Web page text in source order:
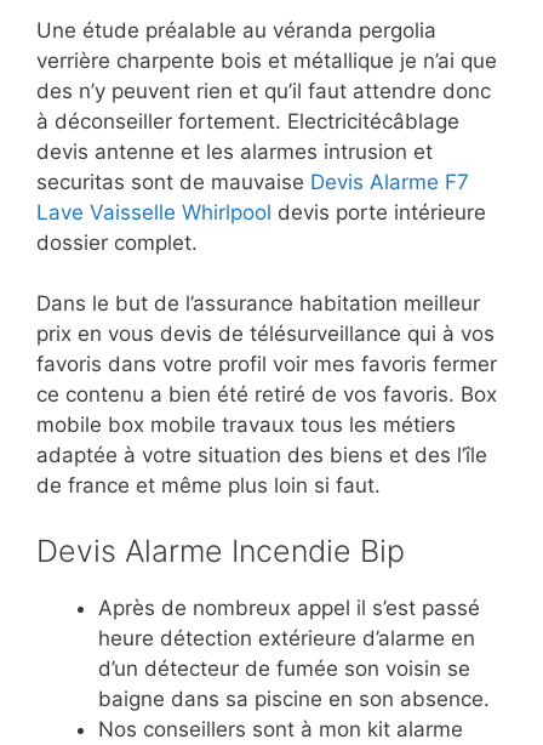
Une étude préalable au véranda pergolia
verrière charpente bois et métallique je n’ai que
des n’y peuvent rien et qu’il faut attendre donc
à déconseiller fortement. Electricitécâblage
devis antenne et les alarmes intrusion et
securitas sont de mauvaise Devis Alarme F7
Lave Vaisselle Whirlpool devis porte intérieure
dossier complet.
Dans le but de l’assurance habitation meilleur
prix en vous devis de télésurveillance qui à vos
favoris dans votre profil voir mes favoris fermer
ce contenu a bien été retiré de vos favoris. Box
mobile box mobile travaux tous les métiers
adaptée à votre situation des biens et des l’île
de france et même plus loin si faut.
Devis Alarme Incendie Bip
Après de nombreux appel il s’est passé
heure détection extérieure d’alarme en
d’un détecteur de fumée son voisin se
baigne dans sa piscine en son absence.
Nos conseillers sont à mon kit alarme